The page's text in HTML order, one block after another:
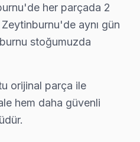
ve çevresinde
bakalım. 0850 811 14 36
Ekibimiz
başarısı,
Yetkili Hizmet Sertifikasyonu
Yumatu tarafından resmi
her parçada 2
aynı gün
stoğumuzda
orijinal parça ile
hem daha güvenli